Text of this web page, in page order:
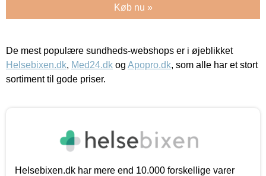
Køb nu »
De mest populære sundheds-webshops er i øjeblikket
Helsebixen.dk, Med24.dk og Apopro.dk, som alle har et stort
sortiment til gode priser.
Helsebixen.dk har mere end 10.000 forskellige varer